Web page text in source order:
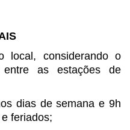
local, considerando o
entre as estações de
diasde semana e 9h
feriados;